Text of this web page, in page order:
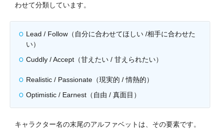
わせて分類しています。
Lead / Follow（自分に合わせてほしい /相手に合わせた
い）
Cuddly / Accept（甘えたい / 甘えられたい）
Realistic / Passionate（現実的 / 情熱的）
Optimistic / Earnest（自由 / 真面目）
キャラクター名の末尾のアルファベットは、その要素です。